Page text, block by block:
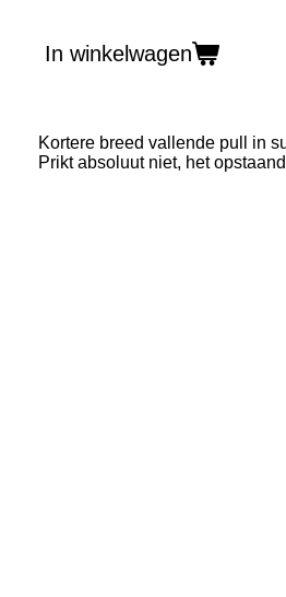
In winkelwagen
Kortere breed vallende pull in
Prikt absoluut niet, het